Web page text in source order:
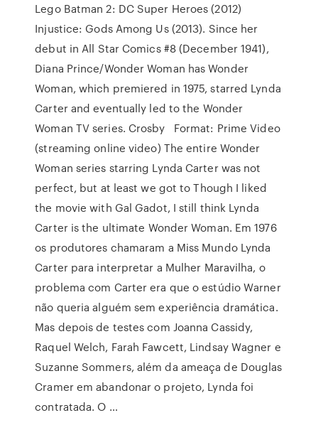
Lego Batman 2: DC Super Heroes (2012)
Injustice: Gods Among Us (2013). Since her
debut in All Star Comics #8 (December 1941),
Diana Prince/Wonder Woman has Wonder
Woman, which premiered in 1975, starred Lynda
Carter and eventually led to the Wonder
Woman TV series. Crosby Format: Prime Video
(streaming online video) The entire Wonder
Woman series starring Lynda Carter was not
perfect, but at least we got to Though I liked
the movie with Gal Gadot, I still think Lynda
Carter is the ultimate Wonder Woman. Em 1976
os produtores chamaram a Miss Mundo Lynda
Carter para interpretar a Mulher Maravilha, o
problema com Carter era que o estúdio Warner
não queria alguém sem experiência dramática.
Mas depois de testes com Joanna Cassidy,
Raquel Welch, Farah Fawcett, Lindsay Wagner e
Suzanne Sommers, além da ameaça de Douglas
Cramer em abandonar o projeto, Lynda foi
contratada. O …